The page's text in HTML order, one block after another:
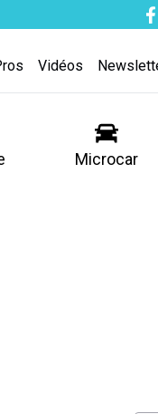
Vidéos
Microcar